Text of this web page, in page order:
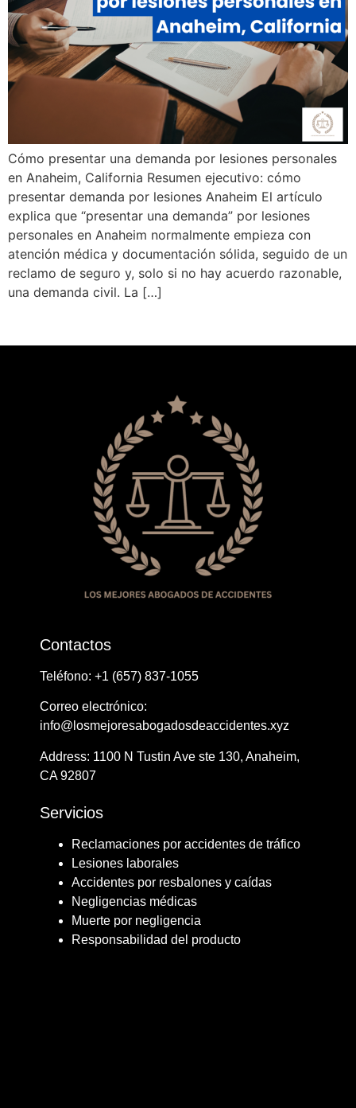
Cómo presentar una demanda por lesiones personales
en Anaheim, California Resumen ejecutivo: cómo
presentar demanda por lesiones Anaheim El artículo
explica que “presentar una demanda” por lesiones
personales en Anaheim normalmente empieza con
atención médica y documentación sólida, seguido de un
reclamo de seguro y, solo si no hay acuerdo razonable,
una demanda civil. La […]
Contactos
Teléfono: ​+1 ​​(657) 837-1055
Correo electrónico:
info@losmejoresabogadosdeaccidentes.xyz
Address: ​​1100 N Tustin Ave ste 130, Anaheim,
CA 92807
Servicios
Reclamaciones por accidentes de tráfico
Lesiones laborales
Accidentes por resbalones y caídas
Negligencias médicas
Muerte por negligencia
Responsabilidad del producto